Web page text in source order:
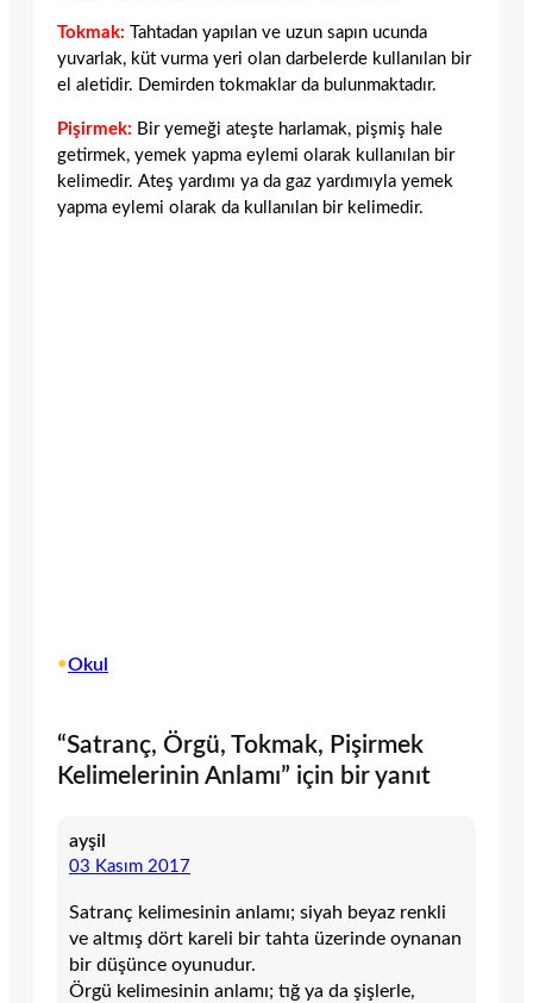
Tokmak:
Tahtadan yapılan ve uzun sapın ucunda
yuvarlak, küt vurma yeri olan darbelerde kullanılan bir
el aletidir. Demirden tokmaklar da bulunmaktadır.
Pişirmek: Bir yemeği ateşte harlamak, pişmiş hale
getirmek, yemek yapma eylemi olarak kullanılan bir
kelimedir. Ateş yardımı ya da gaz yardımıyla yemek
yapma eylemi olarak da kullanılan bir kelimedir.
•Okul
“Satranç, Örgü, Tokmak, Pişirmek
Kelimelerinin Anlamı” için bir yanıt
ayşil
03 Kasım 2017
Satranç kelimesinin anlamı; siyah beyaz renkli
ve altmış dört kareli bir tahta üzerinde oynanan
bir düşünce oyunudur.
Örgü kelimesinin anlamı; tığ ya da şişlerle,